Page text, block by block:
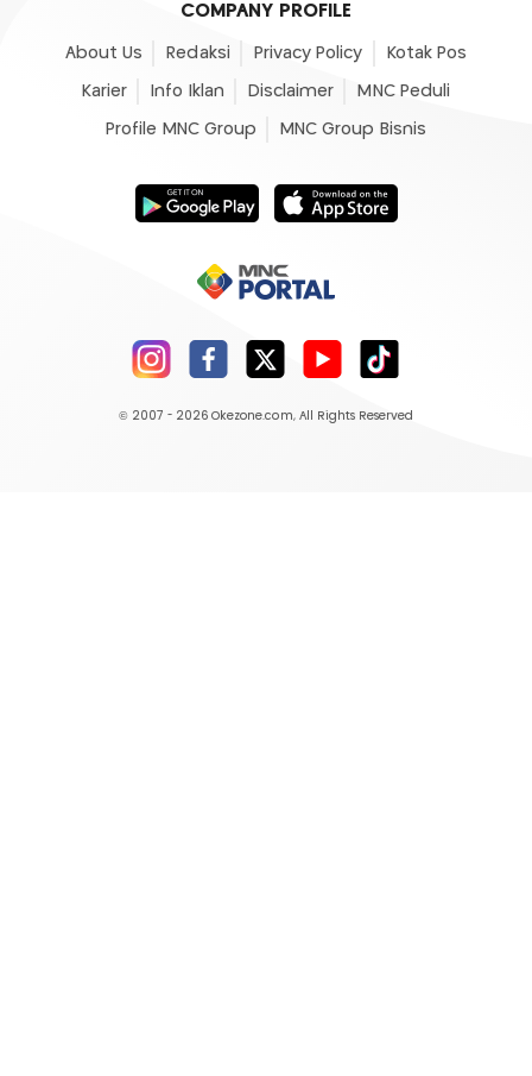
COMPANY PROFILE
About Us Redaksi Privacy Policy Kotak Pos
Karier Info Iklan Disclaimer MNC Peduli
Profile MNC Group MNC Group Bisnis
© 2007 - 2026 Okezone.com, All Rights Reserved